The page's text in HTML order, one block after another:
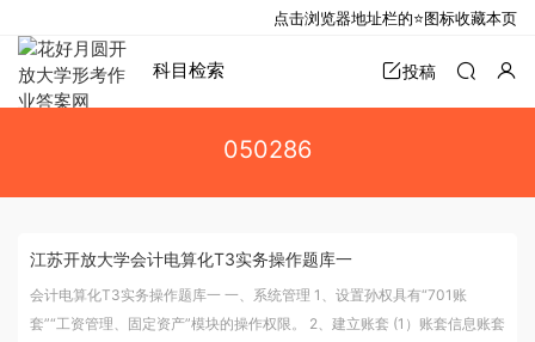
科目检索 投稿
050286
江苏开放大学会计电算化T3实务操作题库一
会计电算化T3实务操作题库一 一、系统管理 1、设置孙权具有“701账
套”“工资管理、固定资产”模块的操作权限。 2、建立账套 (1）账套信息账套
点击浏览器地址栏的⭐图标收藏本页